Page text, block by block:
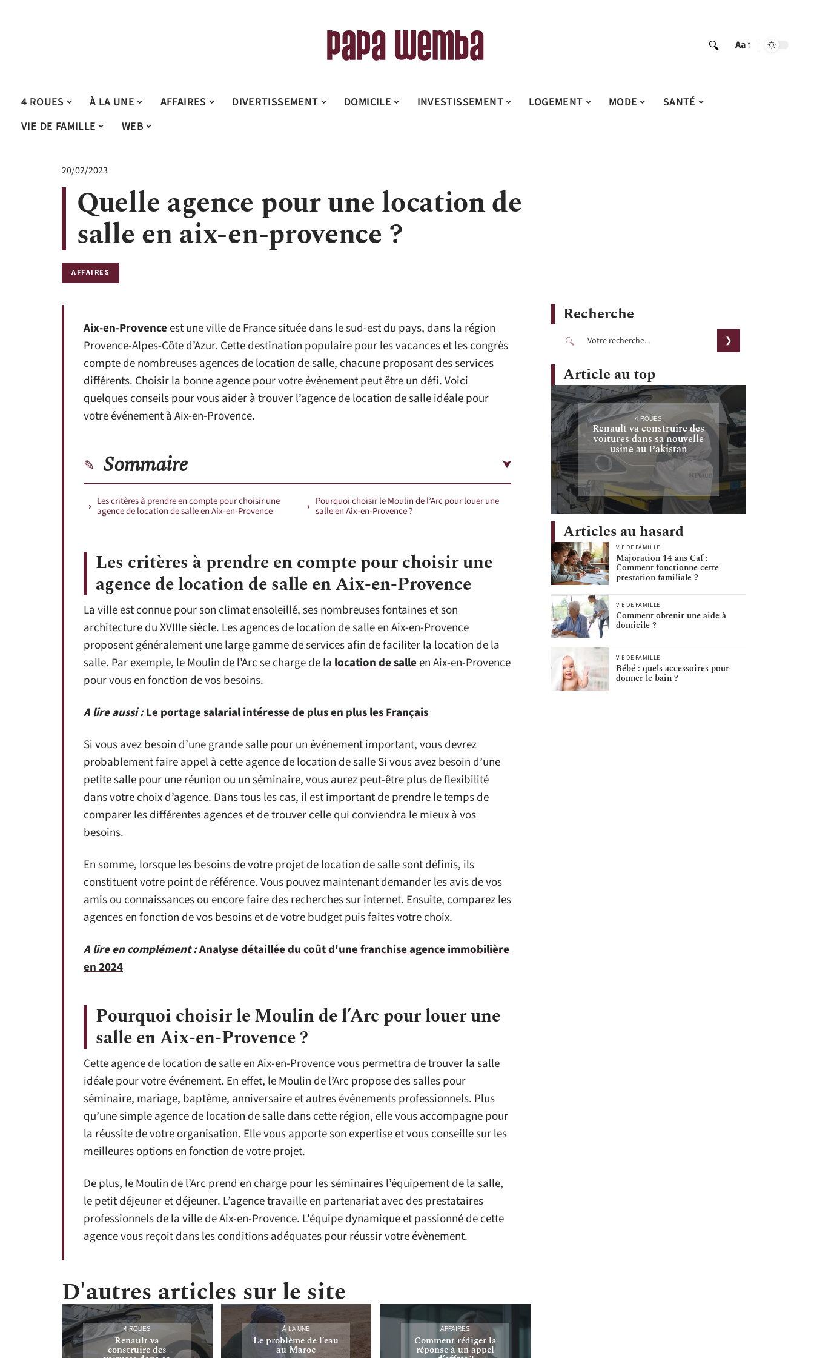
Aa
4 ROUES À LA UNE AFFAIRES DIVERTISSEMENT DOMICILE INVESTISSEMENT LOGEMENT MODE
SANTÉ
VIE DE FAMILLE
WEB
20/02/2023
Quelle agence pour une location de
salle en aix-en-provence ?
AFFAIRES
Aix-en-Provenceest une ville de France située dans le sud-est du pays, dans la région
Provence-Alpes-Côte d’Azur. Cette destination populaire pour les vacances et les congrès
compte de nombreuses agences de location de salle, chacune proposant des services
différents. Choisir la bonne agence pour votre événement peut être un défi. Voici
quelques conseils pour vous aider à trouver l’agence de location de salle idéale pour
votre événement à Aix-en-Provence.
Sommaire
Les critères à prendre en compte pour choisir une
agence de location de salle en Aix-en-Provence
Pourquoi choisir le Moulin de l’Arc pour louer une
salle en Aix-en-Provence ?
Les critères à prendre en compte pour choisir une
agence de location de salle en Aix-en-Provence
La ville est connue pour son climat ensoleillé, ses nombreuses fontaines et son
architecture du XVIIIe siècle. Les agences de location de salle en Aix-en-Provence
proposent généralement une large gamme de services afin de faciliter la location de la
salle. Par exemple, le Moulin de l’Arc se charge de lalocation de salleen Aix-en-Provence
pour vous en fonction de vos besoins.
A lire aussi :Le portage salarial intéresse de plus en plus les Français
Si vous avez besoin d’une grande salle pour un événement important, vous devrez
probablement faire appel à cette agence de location de salle Si vous avez besoin d’une
petite salle pour une réunion ou un séminaire, vous aurez peut-être plus de flexibilité
dans votre choix d’agence. Dans tous les cas, il est important de prendre le temps de
comparer les différentes agences et de trouver celle qui conviendra le mieux à vos
besoins.
En somme, lorsque les besoins de votre projet de location de salle sont définis, ils
constituent votre point de référence. Vous pouvez maintenant demander les avis de vos
amis ou connaissances ou encore faire des recherches sur internet. Ensuite, comparez les
agences en fonction de vos besoins et de votre budget puis faites votre choix.
A lire en complément :Analyse détaillée du coût d'une franchise agence immobilière
en 2024
Pourquoi choisir le Moulin de l’Arc pour louer une
salle en Aix-en-Provence ?
Cette agence de location de salle en Aix-en-Provence vous permettra de trouver la salle
idéale pour votre événement. En effet, le Moulin de l’Arc propose des salles pour
séminaire, mariage, baptême, anniversaire et autres événements professionnels. Plus
qu’une simple agence de location de salle dans cette région, elle vous accompagne pour
la réussite de votre organisation. Elle vous apporte son expertise et vous conseille sur les
meilleures options en fonction de votre projet.
De plus, le Moulin de l’Arc prend en charge pour les séminaires l’équipement de la salle,
le petit déjeuner et déjeuner. L’agence travaille en partenariat avec des prestataires
professionnels de la ville de Aix-en-Provence. L’équipe dynamique et passionné de cette
agence vous reçoit dans les conditions adéquates pour réussir votre évènement.
D'autres articles sur le site
4 ROUES
Renault va
construire des
À LA UNE
Le problème de l’eau
au Maroc
AFFAIRES
Comment rédiger la
réponse à un appel
Recherche
Article au top
4 ROUES
Renault va construire des
voitures dans sa nouvelle
usine au Pakistan
Articles au hasard
VIE DE FAMILLE
Majoration 14 ans Caf :
Comment fonctionne cette
prestation familiale ?
VIE DE FAMILLE
Comment obtenir une aide à
domicile ?
VIE DE FAMILLE
Bébé : quels accessoires pour
donner le bain ?